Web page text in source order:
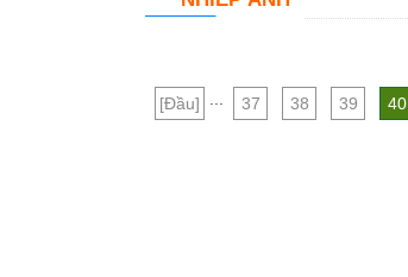
[Đầu] 37 38 39 40